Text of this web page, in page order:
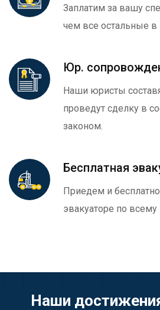
Заплатим за вашу
чем все остальные в
Юр.
Наши юристы
проведут сделку в
законом.
Бесплатная
Приедем и
эвакуаторе по
Наши